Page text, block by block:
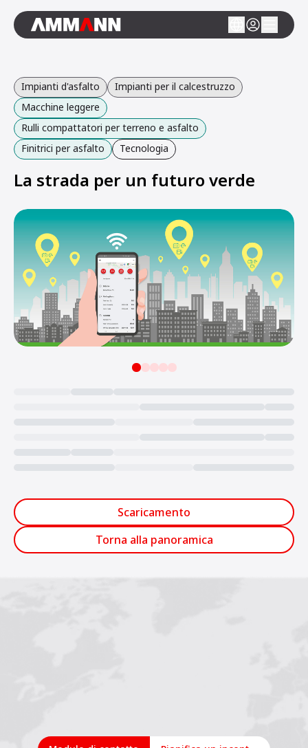
Impianti d'asfalto
Impianti per il calcestruzzo
Macchine leggere
Rulli compattatori per terreno e asfalto
Finitrici per asfalto
Tecnologia
La strada per un futuro verde
Scaricamento
Torna alla panoramica